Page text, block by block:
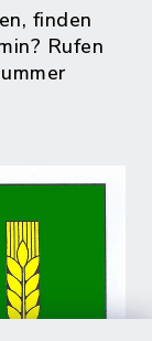
finden
Rufen